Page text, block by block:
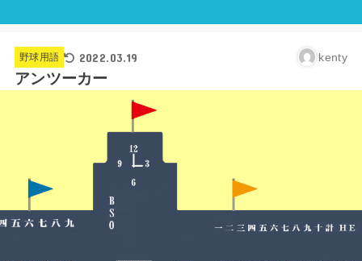
野球用語 2022.03.19 kenty
アンツーカー